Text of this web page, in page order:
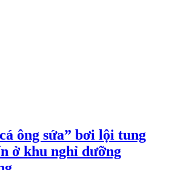
ông sứa” bơi lội tung
ở khu nghỉ dưỡng